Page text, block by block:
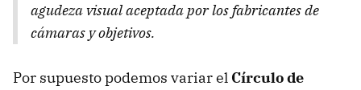
agudeza visual aceptada por los fabricantes de
cámaras y objetivos.
Por supuesto podemos variar el Círculo de